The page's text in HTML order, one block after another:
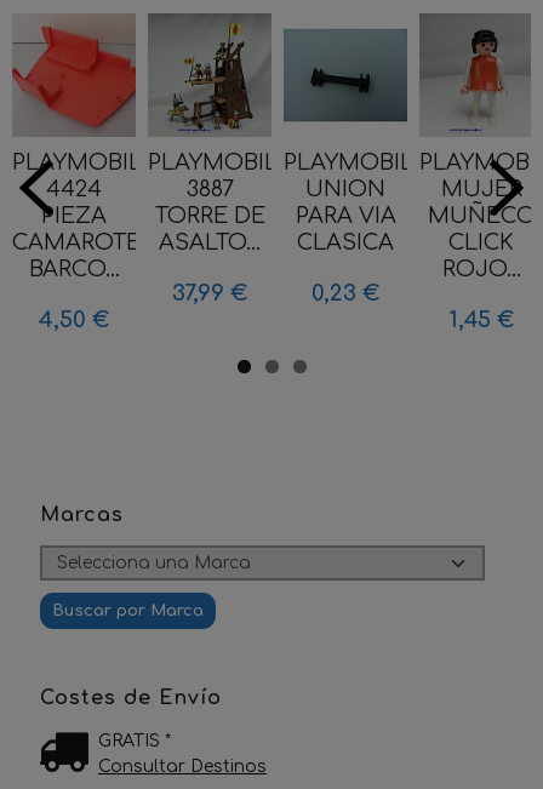
Marcas
Costes de Envío
GRATIS *
Consultar Destinos
PLAYMOBIL
4424
PIEZA
CAMAROTE
BARCO...
4,50 €
PLAYMOBIL
3887
TORRE DE
ASALTO...
37,99 €
PLAYMOBIL
UNION
PARA VIA
CLASICA
0,23 €
MUJER
MUÑECO
CLICK
ROJO...
1,45 €